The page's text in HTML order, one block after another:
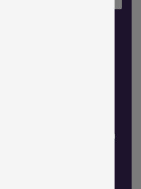
via ons e-mail
de hoofdlocatie van
verzorging aan